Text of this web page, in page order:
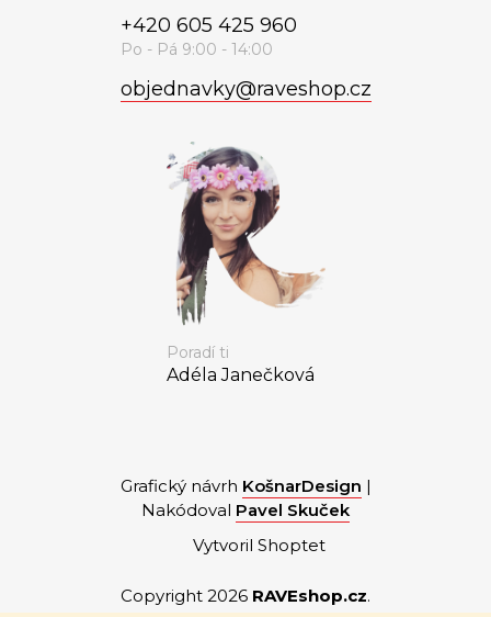
objednavky@raveshop.cz
+420 605 425 960
Poradí ti
Adéla Janečková
Grafický návrh KošnarDesign |
Nakódoval Pavel Skuček
Vytvoril Shoptet
Copyright 2026 RAVEshop.cz.